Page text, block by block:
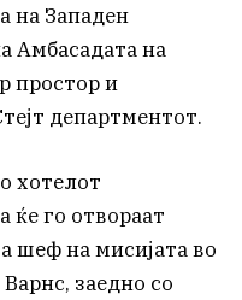
на Западен
Амбасадата на
простор и
департментот.
хотелот
ќе го отвораат
шеф на мисијата во
заедно со